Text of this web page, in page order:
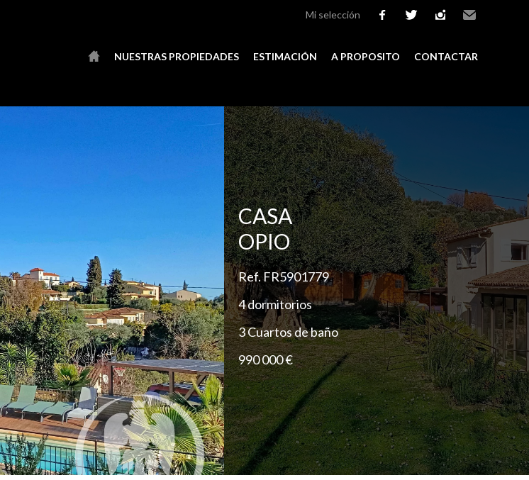
Mi selección
NUESTRAS PROPIEDADES ESTIMACIÓN A PROPOSITO CONTACTAR
Add to selection
CASA
OPIO
Ref. FR5901779
4 dormitorios
3 Cuartos de baño
990 000 €